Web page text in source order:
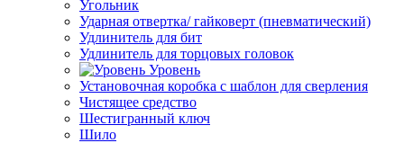
Угольник
Ударная отвертка/ гайковерт (пневматический)
Удлинитель для бит
Удлинитель для торцовых головок
Уровень
Установочная коробка с шаблон для сверления
Чистящее средство
Шестигранный ключ
Шило